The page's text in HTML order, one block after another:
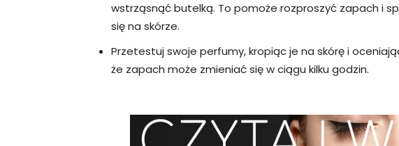
wstrząsnąć butelką. To pomoże rozproszyć zapach i
się na skórze.
Przetestuj swoje perfumy, kropiąc je na skórę i
że zapach może zmieniać się w ciągu kilku godzin.